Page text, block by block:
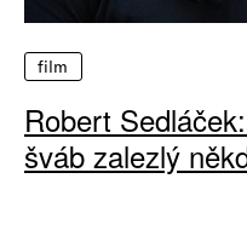
film
Robert
šváb zalezlý